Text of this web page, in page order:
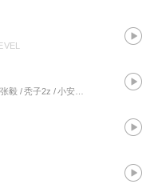
/ BossWang / Philo 阿哲 / 丹镇北京